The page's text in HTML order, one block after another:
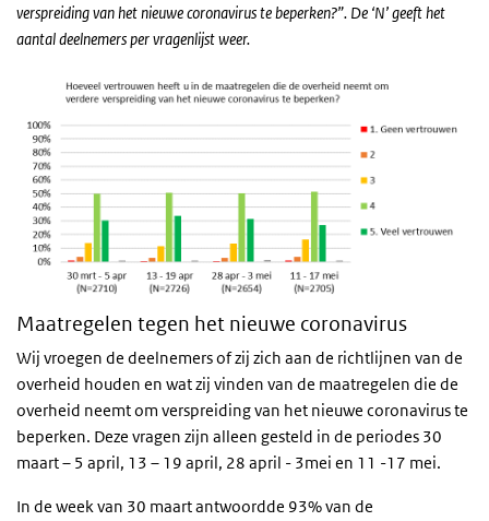
verspreiding van het nieuwe coronavirus te beperken?”. De ‘N’ geeft het
aantal deelnemers per vragenlijst weer.
Maatregelen tegen het nieuwe coronavirus
Wij vroegen de deelnemers of zij zich aan de richtlijnen van de
overheid houden en wat zij vinden van de maatregelen die de
overheid neemt om verspreiding van het nieuwe coronavirus te
beperken. Deze vragen zijn alleen gesteld in de periodes 30
maart – 5 april, 13 – 19 april, 28 april - 3mei en 11 -17 mei.
In de week van 30 maart antwoordde 93% van de